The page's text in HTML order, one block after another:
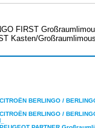
FIRST
Kasten/
BERLINGO /
BERLINGO /